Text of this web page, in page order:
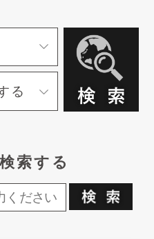
索する